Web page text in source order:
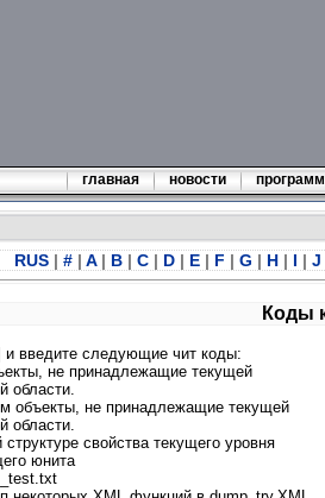
главная новости
RUS | # | A | B | C | D | E | F | G | H | I | J
Коды
введите следующие чит коды:
не принадлежащие текущей
области.
объекты, не принадлежащие текущей
области.
свойства текущего уровня
юнита